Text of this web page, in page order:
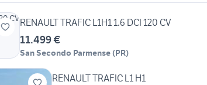
RENAULT TRAFIC L1H1 1.6 DCI 120 CV
11.499 €
San Secondo Parmense (PR)
RENAULT TRAFIC L1 H1